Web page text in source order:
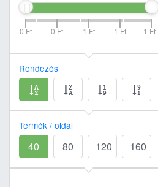
0 Ft 0 Ft 1 Ft 1 Ft 1 Ft
Rendezés
Termék / oldal
40 80 120 160